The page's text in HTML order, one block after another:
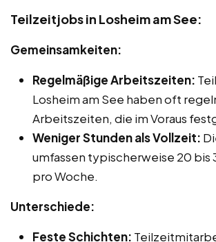
Teilzeitjobs in Losheim am See:
Gemeinsamkeiten:
Regelmäßige Arbeitszeiten:
Losheim am See haben oft
Arbeitszeiten, die im Voraus
Weniger Stunden als Vollzeit:
umfassen typischerweise 20 bis
pro Woche.
Unterschiede:
Feste Schichten: